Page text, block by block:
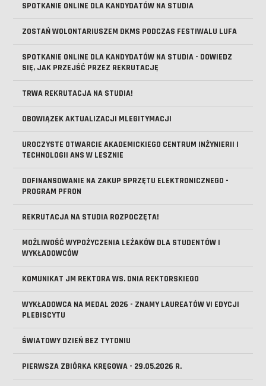
SPOTKANIE ONLINE DLA KANDYDATÓW NA STUDIA
ZOSTAŃ WOLONTARIUSZEM DKMS PODCZAS FESTIWALU LUFA
SPOTKANIE ONLINE DLA KANDYDATÓW NA STUDIA - DOWIEDZ
SIĘ, JAK PRZEJŚĆ PRZEZ REKRUTACJĘ
TRWA REKRUTACJA NA STUDIA!
OBOWIĄZEK AKTUALIZACJI MLEGITYMACJI
UROCZYSTE OTWARCIE AKADEMICKIEGO CENTRUM INŻYNIERII I
TECHNOLOGII ANS W LESZNIE
DOFINANSOWANIE NA ZAKUP SPRZĘTU ELEKTRONICZNEGO -
PROGRAM PFRON
REKRUTACJA NA STUDIA ROZPOCZĘTA!
MOŻLIWOŚĆ WYPOŻYCZENIA LEŻAKÓW DLA STUDENTÓW I
WYKŁADOWCÓW
KOMUNIKAT JM REKTORA WS. DNIA REKTORSKIEGO
WYKŁADOWCA NA MEDAL 2026 - ZNAMY LAUREATÓW VI EDYCJI
PLEBISCYTU
ŚWIATOWY DZIEŃ BEZ TYTONIU
PIERWSZA ZBIÓRKA KRĘGOWA - 29.05.2026 R.